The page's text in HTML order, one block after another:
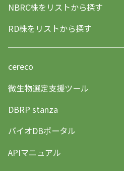
NBRC株をリストから探す
RD株をリストから探す
cereco
微生物選定支援ツール
DBRP stanza
バイオDBポータル
APIマニュアル